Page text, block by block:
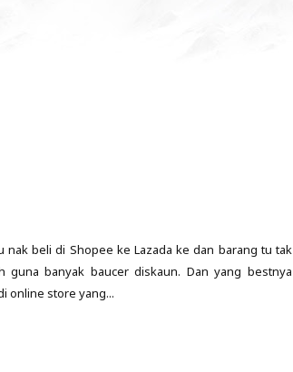
nak beli di Shopee ke Lazada ke dan barang tu tak
banyak baucer diskaun. Dan yang bestnya
online store yang...